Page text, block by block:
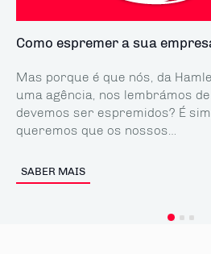
Como espremer a sua
Mas porque é que nós, da
uma agência, nos lembrámos
devemos ser espremidos? É
queremos que os nossos…
SABER MAIS